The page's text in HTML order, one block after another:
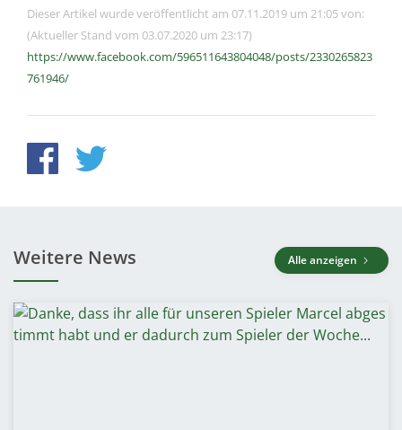
Dieser Artikel wurde veröffentlicht am 07.11.2019 um 21:05 von:
(Aktueller Stand vom 03.07.2020 um 23:17)
https://www.facebook.com/596511643804048/posts/2330265823
761946/
Weitere News Alle anzeigen